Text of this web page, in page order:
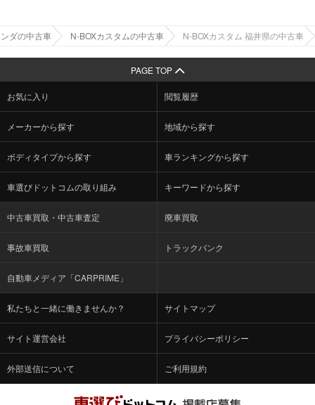
ダの中古車 N-BOXカスタムの中古車 N-BOXカスタム 福井県の中古車
PAGE TOP
お気に入り 閲覧履歴
メーカーから探す 地域から探す
ボディタイプから探す 車ランキングから探す
車選びドットコムの取り組み キーワードから探す
中古車買取・中古車査定 廃車買取
事故車買取 トラックバンク
自動車メディア「CARPRIME」
私たちと一緒に働きませんか？ サイトマップ
サイト運営会社 プライバシーポリシー
外部送信について ご利用規約